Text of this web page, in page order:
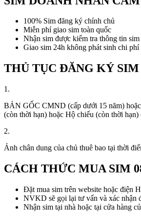
100% Sim đăng ký chính chủ
Miễn phí giao sim toàn quốc
Nhận sim được kiểm tra thông tin
Giao sim 24h không phát sinh chi
THỦ TỤC ĐĂNG KÝ SIM
1.
BẢN GỐC CMND (cấp dưới 15 năm)
(còn thời hạn) hoặc Hộ chiếu (còn thời hạn)
2.
Ảnh chân dung của chủ thuê bao tại thời
CÁCH THỨC MUA SIM
Đặt mua sim trên website hoặc điện
NVKD sẽ gọi lại tư vấn và xác nhận
Nhận sim tại nhà hoặc tại cửa hàng